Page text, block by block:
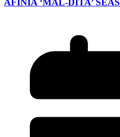
AFINIA ‘MAL-DITA’ SEAS